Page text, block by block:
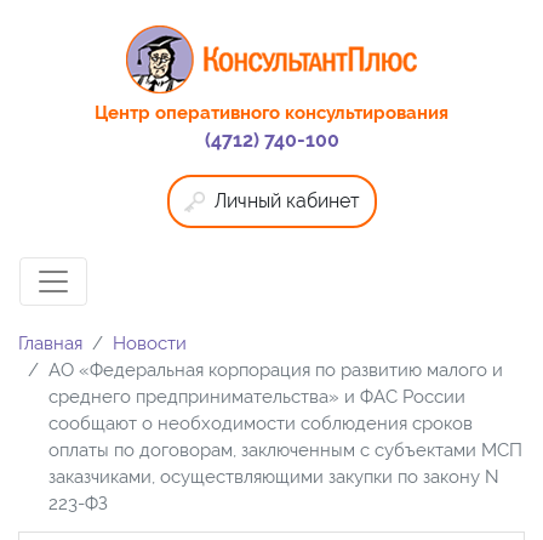
Центр оперативного консультирования
(4712) 740-100
Личный кабинет
Главная
Новости
АО «Федеральная корпорация по развитию малого и
среднего предпринимательства» и ФАС России
сообщают о необходимости соблюдения сроков
оплаты по договорам, заключенным с субъектами МСП
заказчиками, осуществляющими закупки по закону N
223-ФЗ